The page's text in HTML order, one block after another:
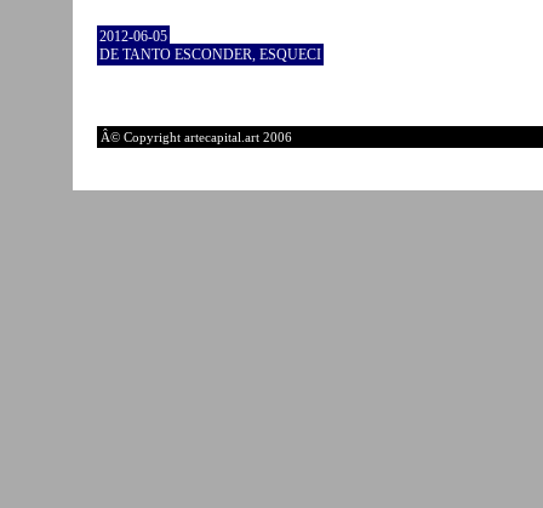
2012-06-05
DE TANTO ESCONDER, ESQUECI
Â© Copyright artecapital.art 2006